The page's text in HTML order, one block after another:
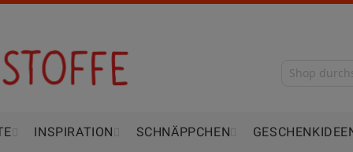
INSPIRATION SCHNÄPPCHEN